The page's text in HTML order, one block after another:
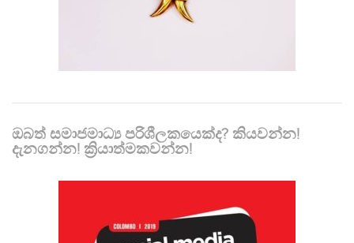
ඔබත් සමාජමාධ්‍ය පරිශීලකයෙක්ද? කියවන්න!
දැනගන්න! ක්‍රියාත්මකවන්න!